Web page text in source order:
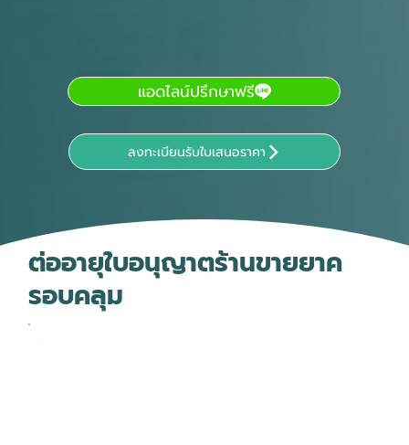
ต่ออายุใบอนุญาตร้านขายยาค
รอบคลุม
ลงทะเบียนรับใบเสนอราคา
แอดไลน์ปรึกษาฟรี